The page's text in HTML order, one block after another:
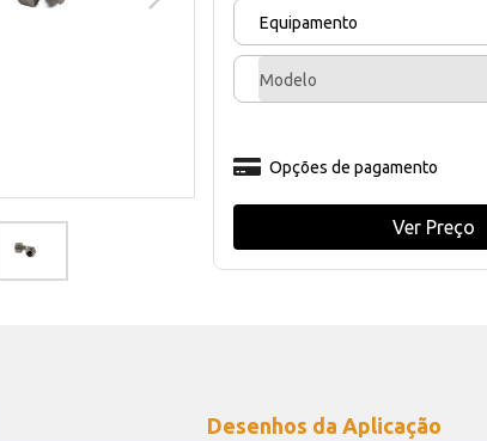
Equipamento
Modelo
Opções de pagamento
Ver Preço
Desenhos da Aplicação